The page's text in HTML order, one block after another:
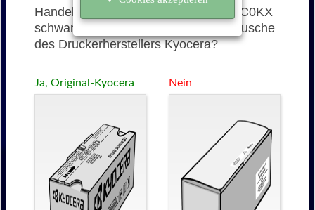
Handelt es sich bei der TK-55 (370QC0KX
schwarz) um eine originale Tonerkartusche
des Druckerherstellers Kyocera?
Ja, Original-Kyocera Nein